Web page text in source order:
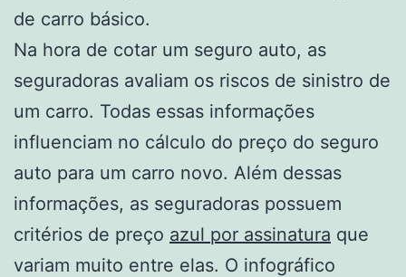
de carro básico.
Na hora de cotar um seguro auto, as
seguradoras avaliam os riscos de sinistro de
um carro. Todas essas informações
influenciam no cálculo do preço do seguro
auto para um carro novo. Além dessas
informações, as seguradoras possuem
critérios de preço azul por assinatura que
variam muito entre elas. O infográfico